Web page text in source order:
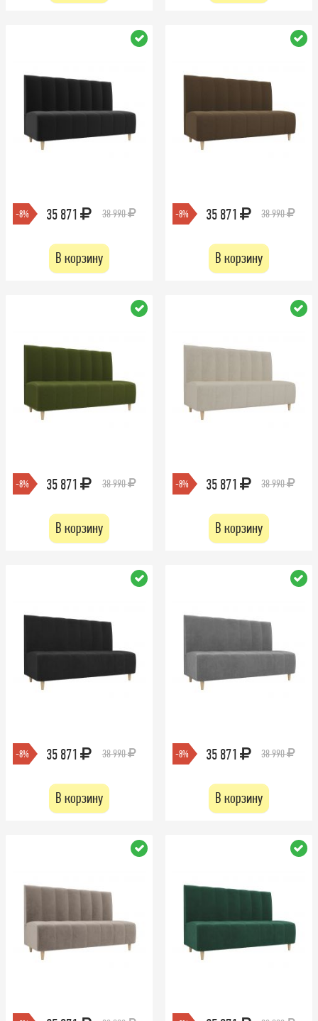
-8% 35 871 38 990
В корзину
-8% 35 871 38 990
В корзину
-8% 35 871 38 990
В корзину
-8% 35 871 38 990
В корзину
-8% 35 871 38 990
В корзину
-8% 35 871 38 990
В корзину